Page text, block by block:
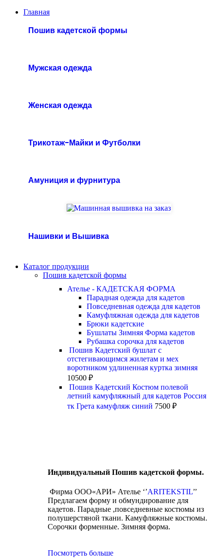
Главная
Пошив кадетской формы
Мужская одежда
Женская одежда
Трикотаж-Майки и Футболки
Амуниция и фурнитура
Нашивки и Вышивка
Каталог продукции
Пошив кадетской формы
Ателье - КАДЕТСКАЯ ФОРМА
Парадная одежда для кадетов
Повседневная одежда для кадетов
Камуфляжная одежда для кадетов
Брюки кадетские
Бушлаты Зимняя Форма кадетов
Рубашка сорочка для кадетов
Пошив Кадетский бушлат с
отстегивающимся жилетам и мех
воротником удлиненная куртка зимняя
10500 ₽
Пошив Кадетский Костюм полевой
летний камуфляжный для кадетов Россия
тк Грета камуфляж синий 7500 ₽
Индивидуальный Пошив кадетской формы.
Фирма ООО«АРИ» Ателье ‘’ARITEKSTIL’’
Предлагаем форму и обмундирование для
кадетов. Парадные ,повседневные костюмы из
полушерстяной ткани. Камуфляжные костюмы.
Сорочки форменные. Зимняя форма.
Посмотреть больше